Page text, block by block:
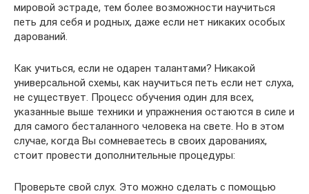
мировой эстраде, тем более возможности научиться
петь для себя и родных, даже если нет никаких особых
дарований.
Как учиться, если не одарен талантами? Никакой
универсальной схемы, как научиться петь если нет слуха,
не существует. Процесс обучения один для всех,
указанные выше техники и упражнения остаются в силе и
для самого бесталанного человека на свете. Но в этом
случае, когда Вы сомневаетесь в своих дарованиях,
стоит провести дополнительные процедуры:
Проверьте свой слух. Это можно сделать с помощью